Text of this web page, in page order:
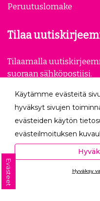
Peruutuslomake
Tilaa
Tilaamalla
suoraan sähköpostiisi.
Seuraa meitä
Käytämme evästeitä
hyväksyt sivujen
evästeiden käytön
evästeilmoituksen
Hyväksyessäsi
autat meitä mittaamaan
verkkosivumme Hyväksy
Evästeet